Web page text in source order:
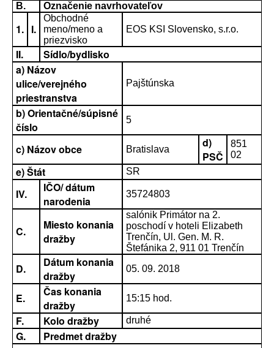
B.
Označenie navrhovateľov
1. I.
Obchodné
meno/meno a
priezvisko
EOS KSI Slovensko, s.r.o.
II.
Sídlo/bydlisko
a) Názov
ulice/verejného
priestranstva
Pajštúnska
b) Orientačné/súpisné
číslo
5
c) Názov obce Bratislava
d)
PSČ
851
02
e) Štát SR
IV.
IČO/ dátum
narodenia
35724803
C.
Miesto konania
dražby
salónik Primátor na 2.
poschodí v hoteli Elizabeth
Trenčín, Ul. Gen. M. R.
Štefánika 2, 911 01 Trenčín
D.
Dátum konania
dražby
05. 09. 2018
E.
Čas konania
dražby
15:15 hod.
F. Kolo dražby druhé
G. Predmet dražby